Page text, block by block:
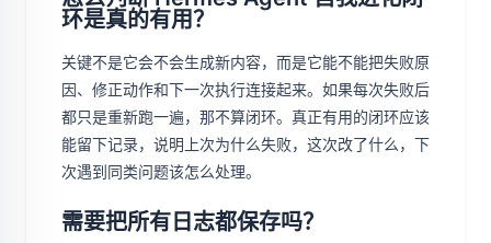
环是真的有用？
关键不是它会不会生成新内容，而是它能不能把失败原
因、修正动作和下一次执行连接起来。如果每次失败后
都只是重新跑一遍，那不算闭环。真正有用的闭环应该
能留下记录，说明上次为什么失败，这次改了什么，下
次遇到同类问题该怎么处理。
需要把所有日志都保存吗？